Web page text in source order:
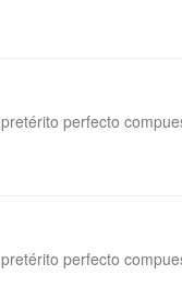
perfecto
perfecto